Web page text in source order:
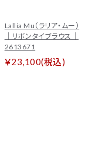
Lallia Mu（ラリア・ムー）
｜リボンタイブラウス｜
2613671
￥23,100(税込)